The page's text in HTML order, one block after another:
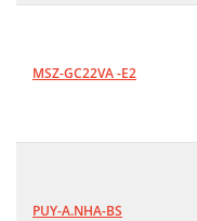
MSZ-GC22VA -E2
PUY-A.NHA-BS